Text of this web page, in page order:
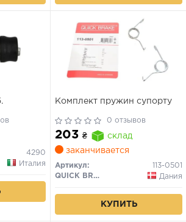
(пр-
4290
Италия
Комплект пружин супорту
0 отзывов
203 ₴
склад
заканчивается
Артикул:
113-0501
QUICK BRAKE
Дания
КУПИТЬ